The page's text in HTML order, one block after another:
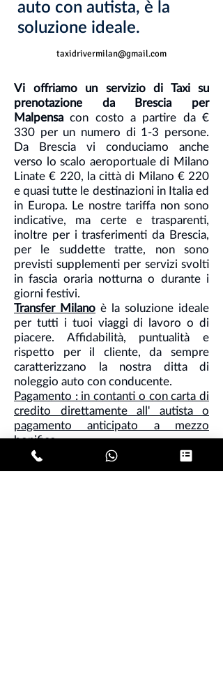
auto con autista, è la
soluzione ideale.
taxidrivermilan@gmail.com
Vi offriamo un servizio di Taxi su
prenotazione da Brescia per
Malpensacon costo a partire da €
330 per un numero di 1-3 persone.
Da Brescia vi conduciamo anche
verso lo scalo aeroportuale di Milano
Linate € 220, la città di Milano € 220
e quasi tutte le destinazioni in Italia ed
in Europa. Le nostre tariffa non sono
indicative, ma certe e trasparenti,
inoltre per i trasferimenti da Brescia,
per le suddette tratte, non sono
previsti supplementi per servizi svolti
in fascia oraria notturna o durante i
giorni festivi.
Transfer Milano è la soluzione ideale
per tutti i tuoi viaggi di lavoro o di
piacere. Affidabilità, puntualità e
rispetto per il cliente, da sempre
caratterizzano la nostra ditta di
noleggio auto con conducente.
Pagamento : in contanti o con carta di
credito direttamente all' autista o
pagamento anticipato a mezzo
bonifico.
Nota - a tutte le nostre tariffe bisogna
aggiungere iva del 10 % .